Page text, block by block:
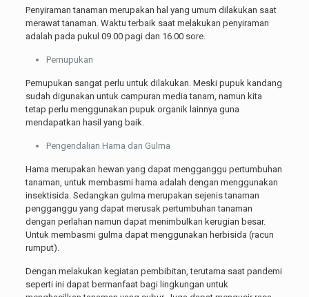
Penyiraman tanaman merupakan hal yang umum dilakukan saat
merawat tanaman. Waktu terbaik saat melakukan penyiraman
adalah pada pukul 09.00 pagi dan 16.00 sore.
Pemupukan
Pemupukan sangat perlu untuk dilakukan. Meski pupuk kandang
sudah digunakan untuk campuran media tanam, namun kita
tetap perlu menggunakan pupuk organik lainnya guna
mendapatkan hasil yang baik.
Pengendalian Hama dan Gulma
Hama merupakan hewan yang dapat mengganggu pertumbuhan
tanaman, untuk membasmi hama adalah dengan menggunakan
insektisida. Sedangkan gulma merupakan sejenis tanaman
pengganggu yang dapat merusak pertumbuhan tanaman
dengan perlahan namun dapat menimbulkan kerugian besar.
Untuk membasmi gulma dapat menggunakan herbisida (racun
rumput).
Dengan melakukan kegiatan pembibitan, terutama saat pandemi
seperti ini dapat bermanfaat bagi lingkungan untuk